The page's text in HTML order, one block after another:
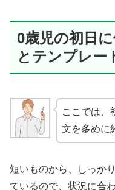
0歳児の初日
とテンプレー
ここでは、
文を多めに
短いものから、しっか
ているので、状況に合